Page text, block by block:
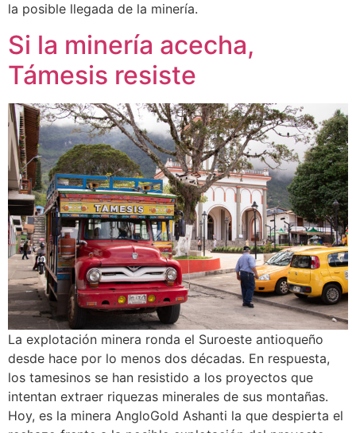
la posible llegada de la minería.
Si la minería acecha,
Támesis resiste
La explotación minera ronda el Suroeste antioqueño
desde hace por lo menos dos décadas. En respuesta,
los tamesinos se han resistido a los proyectos que
intentan extraer riquezas minerales de sus montañas.
Hoy, es la minera AngloGold Ashanti la que despierta el